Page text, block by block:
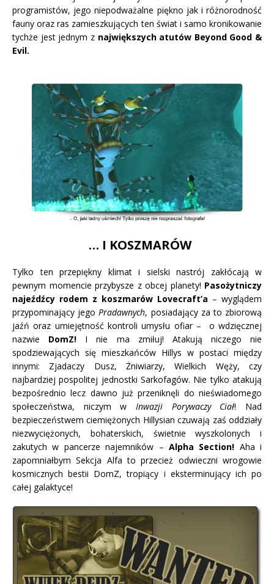
programistów, jego niepodważalne piękno jak i różnorodność
fauny oraz ras zamieszkujących ten świat i samo kronikowanie
tychże jest jednym z największych atutów Beyond Good &
Evil.
… I KOSZMARÓW
Tylko ten przepiękny klimat i sielski nastrój zakłócają w
pewnym momencie przybysze z obcej planety! Pasożytniczy
najeźdźcy rodem z koszmarów Lovecraft’a – wyglądem
przypominający jegoPradawnych, posiadający za to zbiorową
jaźń oraz umiejętność kontroli umysłu ofiar – o wdzięcznej
nazwie DomZ! I nie ma zmiłuj! Atakują niczego nie
spodziewających się mieszkańców Hillys w postaci między
innymi: Zjadaczy Dusz, Żniwiarzy, Wielkich Węży, czy
najbardziej pospolitej jednostki Sarkofagów. Nie tylko atakują
bezpośrednio lecz dawno już przeniknęli do nieświadomego
społeczeństwa, niczym w Inwazji Porywaczy Ciał! Nad
bezpieczeństwem ciemiężonych Hillysian czuwają zaś oddziały
niezwyciężonych, bohaterskich, świetnie wyszkolonych i
zakutych w pancerze najemników – Alpha Section! Aha i
zapomniałbym Sekcja Alfa to przecież odwieczni wrogowie
kosmicznych bestii DomZ, tropiący i eksterminujący ich po
całej galaktyce!